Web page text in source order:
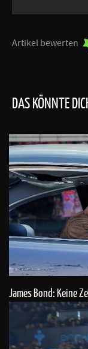
Artikel bewerten
DAS KÖNNTE
James Bond: Keine